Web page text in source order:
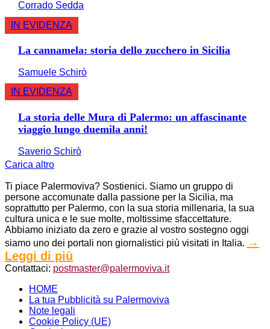
Corrado Sedda
IN EVIDENZA
La cannamela: storia dello zucchero in Sicilia
Samuele Schirò
IN EVIDENZA
La storia delle Mura di Palermo: un affascinante
viaggio lungo duemila anni!
Saverio Schirò
Carica altro
Ti piace Palermoviva? Sostienici. Siamo un gruppo di
persone accomunate dalla passione per la Sicilia, ma
soprattutto per Palermo, con la sua storia millenaria, la sua
cultura unica e le sue molte, moltissime sfaccettature.
Abbiamo iniziato da zero e grazie al vostro sostegno oggi
siamo uno dei portali non giornalistici più visitati in Italia. →
Leggi di più
Contattaci: postmaster@palermoviva.it
HOME
La tua Pubblicità su Palermoviva
Note legali
Cookie Policy (UE)